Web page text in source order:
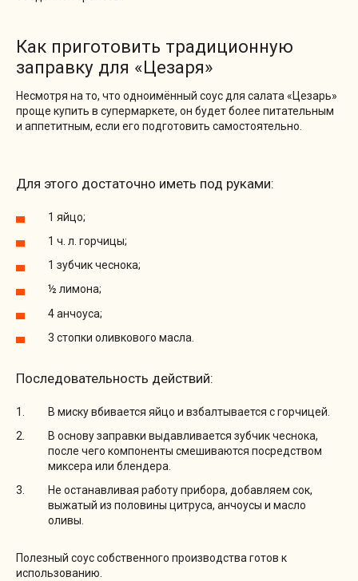
Как приготовить традиционную
заправку для «Цезаря»
Несмотря на то, что одноимённый соус для салата «Цезарь»
проще купить в супермаркете, он будет более питательным
и аппетитным, если его подготовить самостоятельно.
Для этого достаточно иметь под руками:
1 яйцо;
1 ч. л. горчицы;
1 зубчик чеснока;
½ лимона;
4 анчоуса;
3 стопки оливкового масла.
Последовательность действий:
В миску вбивается яйцо и взбалтывается с горчицей.
В основу заправки выдавливается зубчик чеснока,
после чего компоненты смешиваются посредством
миксера или блендера.
Не останавливая работу прибора, добавляем сок,
выжатый из половины цитруса, анчоусы и масло
оливы.
Полезный соус собственного производства готов к
использованию.